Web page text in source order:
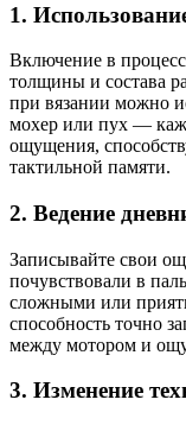
1.
Включение в
толщины и состава
при вязании можно
мохер или пух —
ощущения,
тактильной памяти.
2. Ведение
Записывайте свои
почувствовали в
сложными или
способность точно
между мотором и
3. Изменение